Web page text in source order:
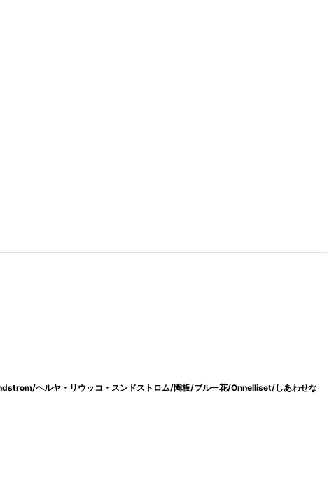
ヘルヤ・リウッコ・スンドストロム/陶板/ブルー花/Onnelliset/しあわせな